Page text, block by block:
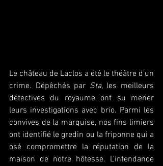
Le château de Laclos a été le théâtre d'un
crime. Dépêchés par Sta, les meilleurs
détectives du royaume ont su mener
leurs investigations avec brio. Parmi les
convives de la marquise, nos fins limiers
ont identifié le gredin ou la friponne qui a
osé compromettre la réputation de la
maison de notre hôtesse. L'intendance